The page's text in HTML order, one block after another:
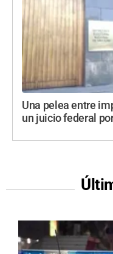
Una pelea entre
un juicio federal